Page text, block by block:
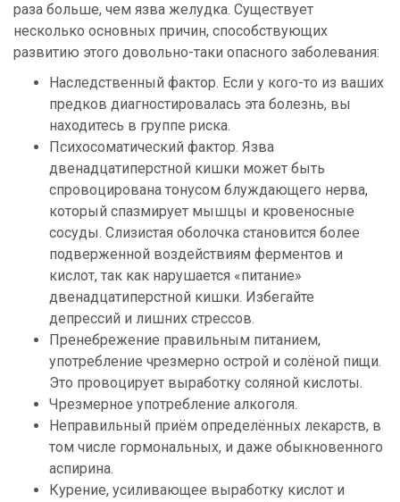
раза больше, чем язва желудка. Существует
несколько основных причин, способствующих
развитию этого довольно-таки опасного заболевания:
Наследственный фактор. Если у кого-то из ваших
предков диагностировалась эта болезнь, вы
находитесь в группе риска.
Психосоматический фактор. Язва
двенадцатиперстной кишки может быть
спровоцирована тонусом блуждающего нерва,
который спазмирует мышцы и кровеносные
сосуды. Слизистая оболочка становится более
подверженной воздействиям ферментов и
кислот, так как нарушается «питание»
двенадцатиперстной кишки. Избегайте
депрессий и лишних стрессов.
Пренебрежение правильным питанием,
употребление чрезмерно острой и солёной пищи.
Это провоцирует выработку соляной кислоты.
Чрезмерное употребление алкоголя.
Неправильный приём определённых лекарств, в
том числе гормональных, и даже обыкновенного
аспирина.
Курение, усиливающее выработку кислот и